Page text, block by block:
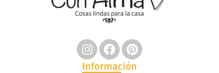
Información